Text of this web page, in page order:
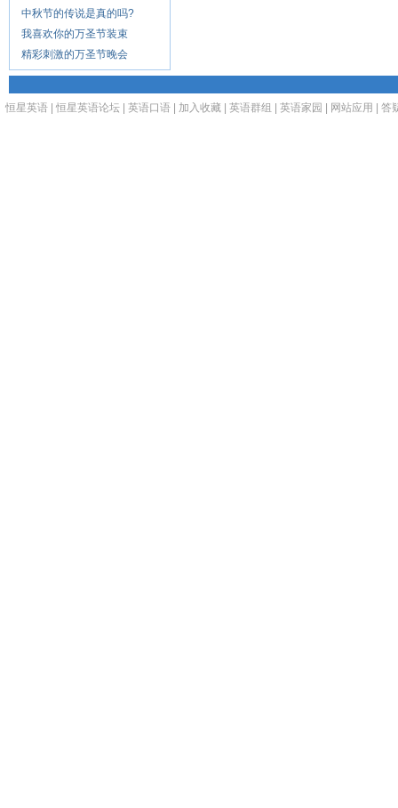
中秋节的传说是真的吗?
我喜欢你的万圣节装束
精彩刺激的万圣节晚会
恒星英语 恒星英语论坛 英语口语 加入收藏 英语群组 英语家园 网站应用 答